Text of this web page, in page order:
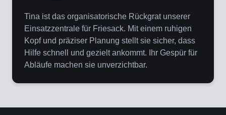
Tina ist das organisatorische Rückgrat unserer
Einsatzzentrale für Friesack. Mit einem ruhigen
Kopf und präziser Planung stellt sie sicher, dass
Hilfe schnell und gezielt ankommt. Ihr Gespür für
Abläufe machen sie unverzichtbar.